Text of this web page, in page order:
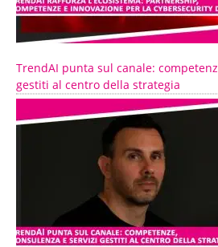
TrendAI punta sul canale:
gestiti al centro della strategia